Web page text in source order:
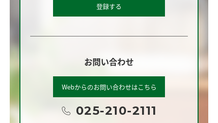
登録する
お問い合わせ
Webからのお問い合わせはこちら
025-210-2111